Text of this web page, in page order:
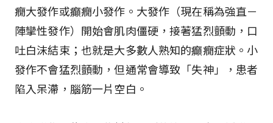
癇大發作或癲癇小發作。大發作（現在稱為強直－
陣攣性發作）開始會肌肉僵硬，接著猛烈顫動，口
吐白沫結束；也就是大多數人熟知的癲癇症狀。小
發作不會猛烈顫動，但通常會導致「失神」，患者
陷入呆滯，腦筋一片空白。